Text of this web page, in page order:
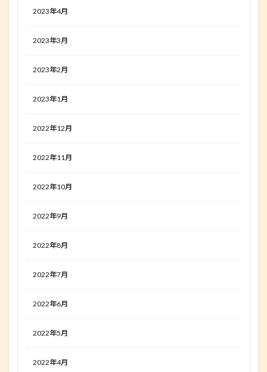
2023年4月
2023年3月
2023年2月
2023年1月
2022年12月
2022年11月
2022年10月
2022年9月
2022年8月
2022年7月
2022年6月
2022年5月
2022年4月